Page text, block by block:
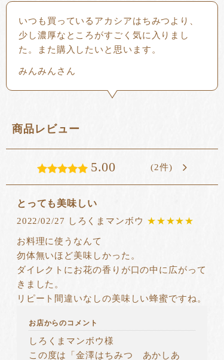
いつも買っているアカシアはちみつより、
少し濃厚なところがすごく気に入りまし
た。また購入したいと思います。
みんみんさん
商品レビュー
5.00 (2件)
とっても美味しい
2022/02/27 しろくまマンボウ ★★★★★
お料理に使うなんて
勿体無いほど美味しかった。
ダイレクトにお花の香りが口の中に広がって
きました。
リピート間違いなしの美味しい蜂蜜ですね。
お店からのコメント
しろくまマンボウ様
この度は「金澤はちみつ あかしあ